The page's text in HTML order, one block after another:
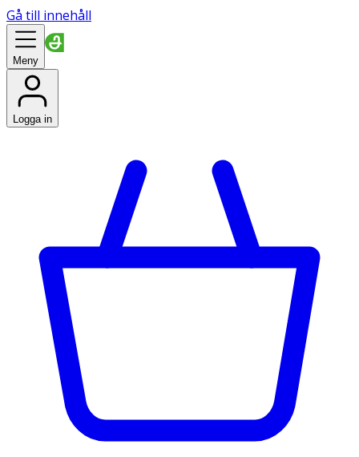
Gå till innehåll
Meny
Logga in